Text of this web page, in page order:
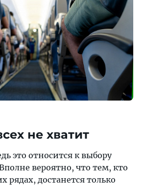
не хватит
это относится к выбору
вероятно, что тем, кто
рядах, достанется только